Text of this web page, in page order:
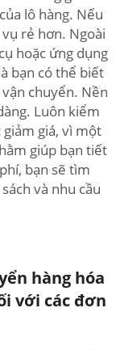
lô hàng. Nếu
rẻ hơn. Ngoài
hoặc ứng dụng
bạn có thể biết
chuyển. Nền
Luôn kiểm
giá, vì một
giúp bạn tiết
bạn sẽ tìm
và nhu cầu
hàng hóa
với các đơn